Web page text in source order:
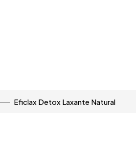
Eficlax Detox Laxante Natural